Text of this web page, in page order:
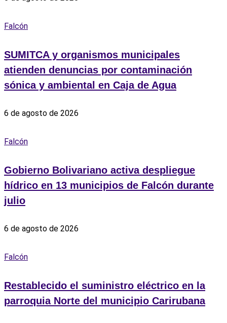
Falcón
SUMITCA y organismos municipales
atienden denuncias por contaminación
sónica y ambiental en Caja de Agua
6 de agosto de 2026
Falcón
Gobierno Bolivariano activa despliegue
hídrico en 13 municipios de Falcón durante
julio
6 de agosto de 2026
Falcón
Restablecido el suministro eléctrico en la
parroquia Norte del municipio Carirubana